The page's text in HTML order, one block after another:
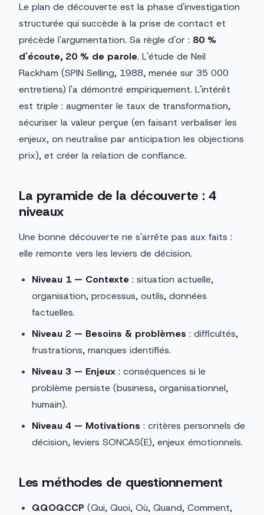
Le plan de découverte est la phase d'investigation
structurée qui succède à la prise de contact et
précède l'argumentation. Sa règle d'or : 80 %
d'écoute, 20 % de parole. L'étude de Neil
Rackham (SPIN Selling, 1988, menée sur 35 000
entretiens) l'a démontré empiriquement. L'intérêt
est triple : augmenter le taux de transformation,
sécuriser la valeur perçue (en faisant verbaliser les
enjeux, on neutralise par anticipation les objections
prix), et créer la relation de confiance.
La pyramide de la découverte : 4
niveaux
Une bonne découverte ne s'arrête pas aux faits :
elle remonte vers les leviers de décision.
Niveau 1 — Contexte : situation actuelle,
organisation, processus, outils, données
factuelles.
Niveau 2 — Besoins & problèmes : difficultés,
frustrations, manques identifiés.
Niveau 3 — Enjeux : conséquences si le
problème persiste (business, organisationnel,
humain).
Niveau 4 — Motivations : critères personnels de
décision, leviers SONCAS(E), enjeux émotionnels.
Les méthodes de questionnement
QQOQCCP (Qui, Quoi, Où, Quand, Comment,